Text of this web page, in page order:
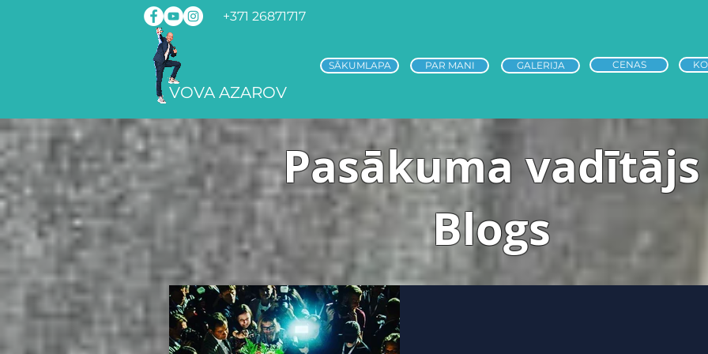
Sākumlapa Mani pakalpojumi
Pasākuma vadītājs
Blogs
+371 26871717
VOVA AZAROV
SĀKUMLAPA PAR MANI GALERIJA CENAS